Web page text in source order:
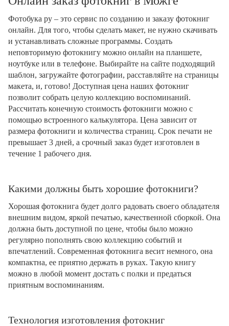
Фотобука ру – это сервис по созданию и заказу фотокниг
онлайн. Для того, чтобы сделать макет, не нужно скачивать
и устанавливать сложные программы. Создать
неповторимую фотокнигу можно онлайн на планшете,
ноутбуке или в телефоне. Выбирайте на сайте подходящий
шаблон, загружайте фотографии, расставляйте на страницы
макета, и, готово! Доступная цена наших фотокниг
позволит собрать целую коллекцию воспоминаний.
Рассчитать конечную стоимость фотокниги можно с
помощью встроенного калькулятора. Цена зависит от
размера фотокниги и количества страниц. Срок печати не
превышает 3 дней, а срочный заказ будет изготовлен в
течение 1 рабочего дня.
Какими должны быть хорошие фотокниги?
Хорошая фотокнига будет долго радовать своего обладателя
внешним видом, яркой печатью, качественной сборкой. Она
должна быть доступной по цене, чтобы было можно
регулярно пополнять свою коллекцию событий и
впечатлений. Современная фотокнига весит немного, она
компактна, ее приятно держать в руках. Такую книгу
можно в любой момент достать с полки и предаться
приятным воспоминаниям.
Технология изготовления фотокниг